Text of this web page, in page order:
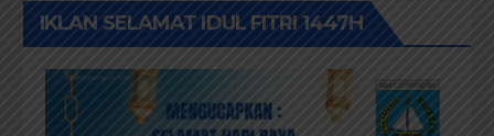
IKLAN SELAMAT IDUL FITRI 1447H